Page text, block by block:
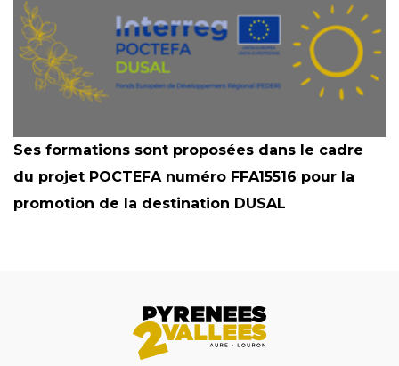
Ses formations sont proposées dans le cadre
du projet POCTEFA numéro FFA15516 pour la
promotion de la destination DUSAL